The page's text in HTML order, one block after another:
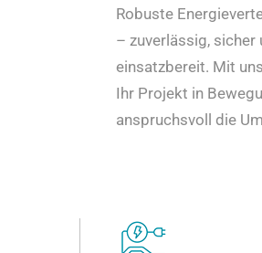
Robuste
– zuverlässig, sicher
einsatzbereit. Mit
Ihr Projekt in
anspruchsvoll die